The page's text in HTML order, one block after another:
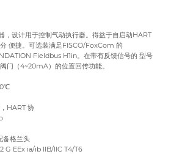
，设计用于控制气动执行器。得益于自启动HART
便捷。可选装满足FISCO/FoxCom 的
Fieldbus H1in。在带有反馈信号的 型号
门（4~20mA）的位置回传功能。
HART 协
备格兰头
G EEx ia/ib IIB/IIC T4/T6